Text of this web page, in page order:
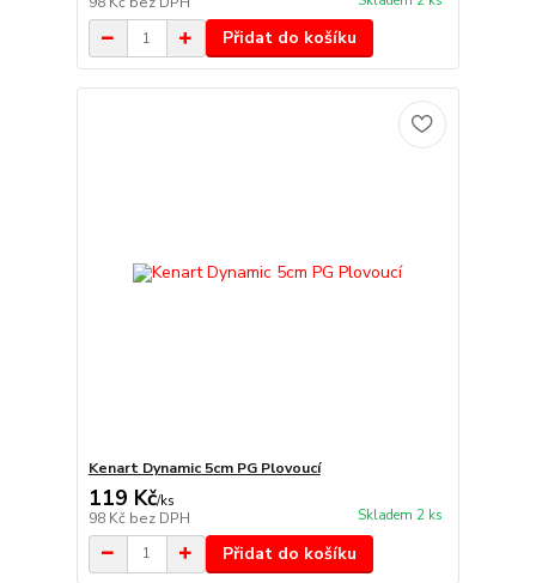
Přidat do košíku
Kenart Dynamic 5cm PG Plovoucí
119 Kč/ks
98 Kč bez DPH Skladem 2 ks
Přidat do košíku